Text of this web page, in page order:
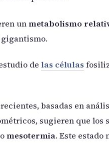
unmetabolismo
de las células
basadas en
sugieren que
omesotermia. Este